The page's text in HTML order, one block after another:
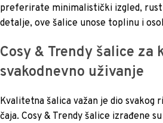
preferirate minimalistički izgled,
detalje, ove šalice unose toplinu i
Cosy & Trendy šalice za
svakodnevno uživanje
Kvalitetna šalica važan je dio svakog
čaja. Cosy & Trendy šalice izrađene